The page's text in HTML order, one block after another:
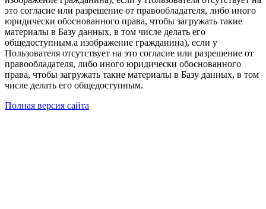
это согласие или разрешение от правообладателя, либо иного
юридически обоснованного права, чтобы загружать такие
материалы в Базу данных, в том числе делать его
общедоступным.а изображение гражданина), если у
Пользователя отсутствует на это согласие или разрешение от
правообладателя, либо иного юридически обоснованного
права, чтобы загружать такие материалы в Базу данных, в том
числе делать его общедоступным.
Полная версия сайта